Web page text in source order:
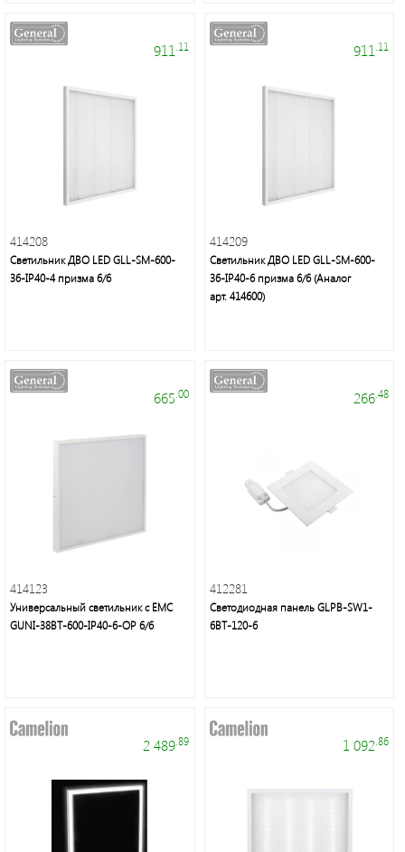
911 .11
414208
Светильник ДВО LED GLL-SM-600-
36-IP40-4 призма 6/6
911 .11
414209
Светильник ДВО LED GLL-SM-600-
36-IP40-6 призма 6/6 (Аналог
арт. 414600)
665 .00
414123
Универсальный светильник с ЕМС
GUNI-38BT-600-IP40-6-OP 6/6
266 .48
412281
Светодиодная панель GLPB-SW1-
6BT-120-6
2 489.89 1 092 .86